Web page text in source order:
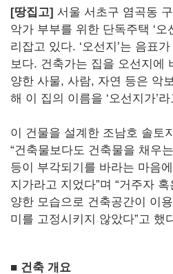
[땅집고] 서울 서초구 염곡동
악가 부부를 위한 단독주택 ‘오
리잡고 있다. ‘오선지’는 음표
보다. 건축가는 집을 오선지에
양한 사물, 사람, 자연 등은 악
해 이 집의 이름을 ‘오선지가’
이 건물을 설계한 조남호 솔토
“건축물보다도 건축물을 채우
등이 부각되기를 바라는 마음
지가라고 지었다”며 “거주자
양한 모습으로 건축공간이 이
미를 고정시키지 않았다”고 했
■ 건축 개요